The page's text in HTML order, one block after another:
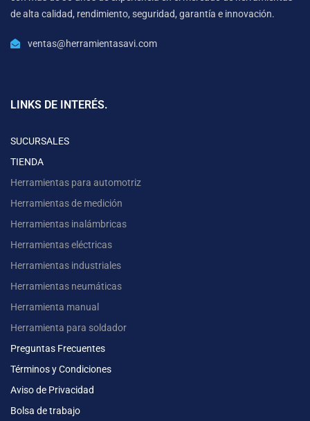
de alta calidad, rendimiento, seguridad, garantía e innovación.
ventas@herramientasavi.com
LINKS DE INTERÉS.
SUCURSALES
TIENDA
Herramientas para automotriz
Herramientas de medición
Herramientas inalámbricas
Herramientas eléctricas
Herramientas industriales
Herramientas neumáticas
Herramienta manual
Herramienta para soldador
Preguntas Frecuentes
Términos y Condiciones
Aviso de Privacidad
Bolsa de trabajo